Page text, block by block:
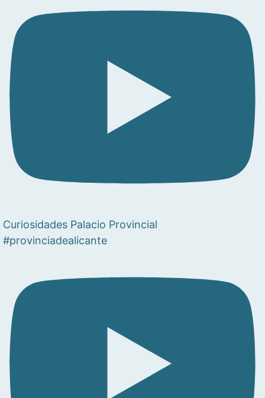
Curiosidades Palacio Provincial
#provinciadealicante